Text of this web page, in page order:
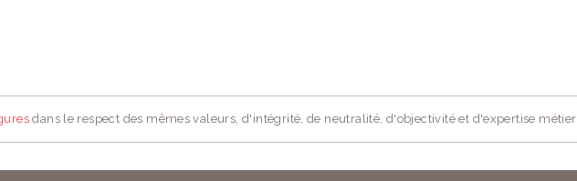
dans le respect des mêmes valeurs, d'intégrité, de neutralité, d'objectivité et d'expertise métier